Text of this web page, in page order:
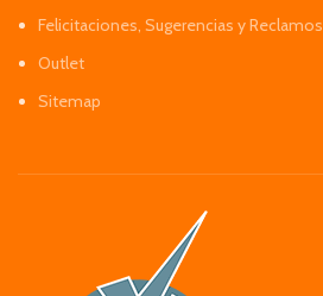
Felicitaciones, Sugerencias y Reclamos
Outlet
Sitemap